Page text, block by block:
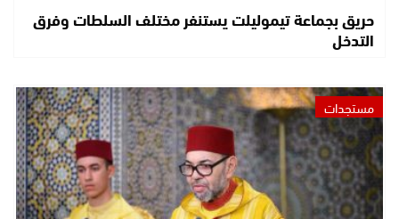
حريق بجماعة تيموليلت يستنفر مختلف السلطات وفرق
التدخل
مستجدات